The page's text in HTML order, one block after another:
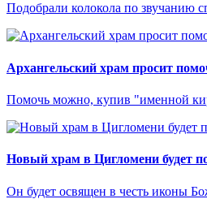
Подобрали колокола по звучанию
Архангельский храм просит
Помочь можно, купив "именной
Новый храм в Цигломени будет
Он будет освящен в честь иконы